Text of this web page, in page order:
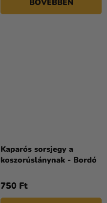
BŐVEBBEN
Kaparós sorsjegy a
koszorúslánynak - Bordó
750 Ft